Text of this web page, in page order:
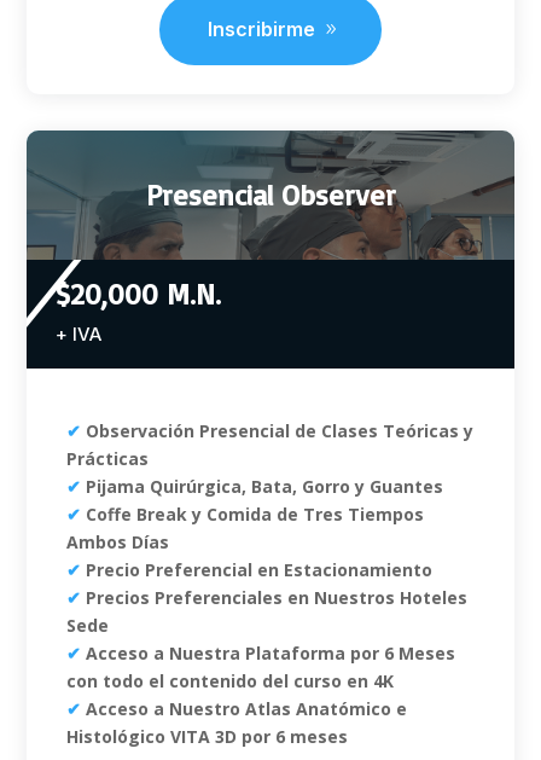
Inscribirme
Presencial Observer
$20,000 M.N.
+ IVA
✔ Observación Presencial de Clases Teóricas y
Prácticas
✔ Pijama Quirúrgica, Bata, Gorro y Guantes
✔ Coffe Break y Comida de Tres Tiempos
Ambos Días
✔ Precio Preferencial en Estacionamiento
✔ Precios Preferenciales en Nuestros Hoteles
Sede
✔ Acceso a Nuestra Plataforma por 6 Meses
con todo el contenido del curso en 4K
✔ Acceso a Nuestro Atlas Anatómico e
Histológico VITA 3D por 6 meses